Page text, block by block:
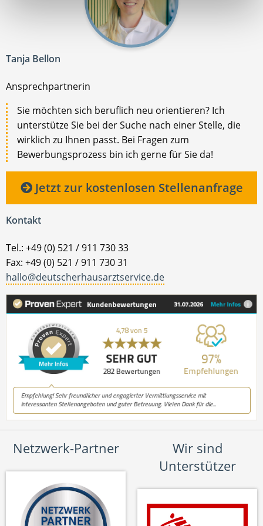
Tanja Bellon
Ansprechpartnerin
Sie möchten sich beruflich neu orientieren? Ich
unterstütze Sie bei der Suche nach einer Stelle, die
wirklich zu Ihnen passt. Bei Fragen zum
Bewerbungsprozess bin ich gerne für Sie da!
Jetzt zur kostenlosen Stellenanfrage
Kontakt
Tel.: +49 (0) 521 / 911 730 33
Fax: +49 (0) 521 / 911 730 31
hallo@deutscherhausarztservice.de
Netzwerk-Partner
Wir sind
Unterstützer